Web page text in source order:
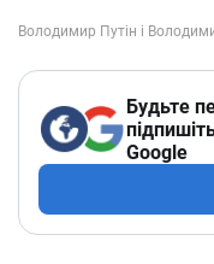
Будьте
Google